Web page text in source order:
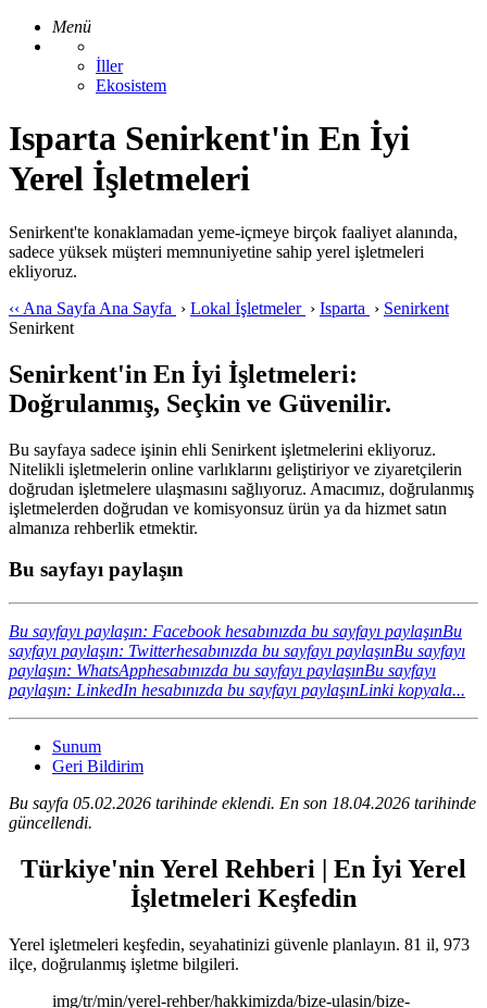
Menü
İller
Ekosistem
Isparta Senirkent'in En İyi
Yerel İşletmeleri
Senirkent'te konaklamadan yeme-içmeye birçok faaliyet alanında,
sadece yüksek müşteri memnuniyetine sahip yerel işletmeleri
ekliyoruz.
‹‹ Ana Sayfa Ana Sayfa › Lokal İşletmeler › Isparta › Senirkent
Senirkent
Senirkent'in En İyi İşletmeleri:
Doğrulanmış, Seçkin ve Güvenilir.
Bu sayfaya sadece işinin ehli Senirkent işletmelerini ekliyoruz.
Nitelikli işletmelerin online varlıklarını geliştiriyor ve ziyaretçilerin
doğrudan işletmelere ulaşmasını sağlıyoruz. Amacımız, doğrulanmış
işletmelerden doğrudan ve komisyonsuz ürün ya da hizmet satın
almanıza rehberlik etmektir.
Bu sayfayı paylaşın
Bu sayfayı paylaşın: Facebook hesabınızda bu sayfayı paylaşınBu
sayfayı paylaşın: Twitterhesabınızda bu sayfayı paylaşınBu sayfayı
paylaşın: WhatsApphesabınızda bu sayfayı paylaşınBu sayfayı
paylaşın: LinkedIn hesabınızda bu sayfayı paylaşınLinki kopyala...
Sunum
Geri Bildirim
Bu sayfa 05.02.2026 tarihinde eklendi. En son 18.04.2026 tarihinde
güncellendi.
Türkiye'nin Yerel Rehberi | En İyi Yerel
İşletmeleri Keşfedin
Yerel işletmeleri keşfedin, seyahatinizi güvenle planlayın. 81 il, 973
ilçe, doğrulanmış işletme bilgileri.
img/tr/min/yerel-rehber/hakkimizda/bize-ulasin/bize-